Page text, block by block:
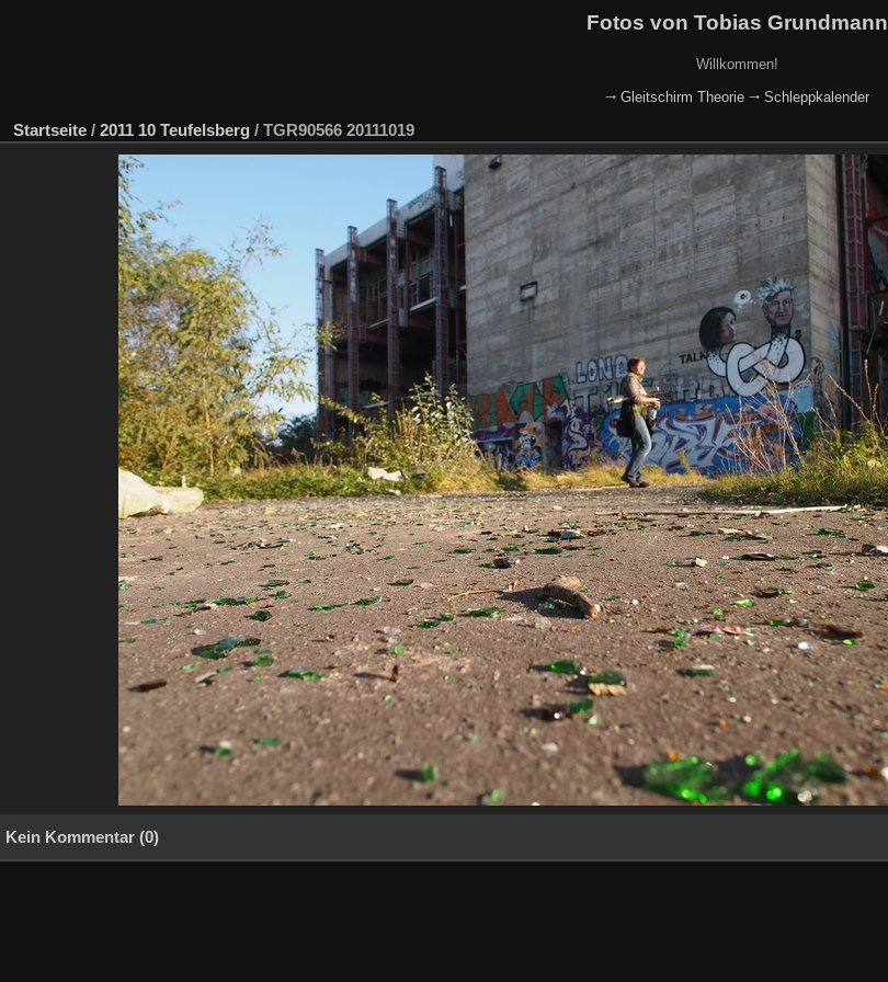
Fotos von Tobias Grundmann
Willkommen!
🠂 Gleitschirm Theorie 🠂 Schleppkalender
Startseite / 2011 10 Teufelsberg / TGR90566 20111019
Kein Kommentar (0)